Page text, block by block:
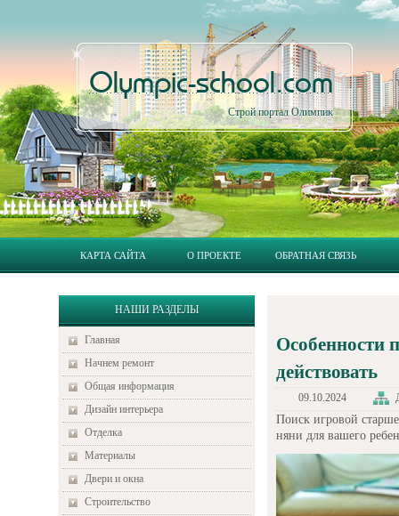
Olympic-school.com
Строй портал Олимпик
КАРТА САЙТА О ПРОЕКТЕ ОБРАТНАЯ СВЯЗЬ
НАШИ РАЗДЕЛЫ
Главная
Начнем ремонт
Общая информация
Дизайн интерьера
Отделка
Материалы
Двери и окна
Строительство
Особенности
действовать
09.10.2024
Поиск игровой
няни для вашего